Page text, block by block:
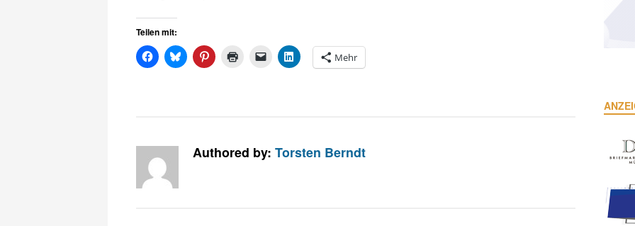
Teilen mit:
Mehr
Authored by: Torsten Berndt